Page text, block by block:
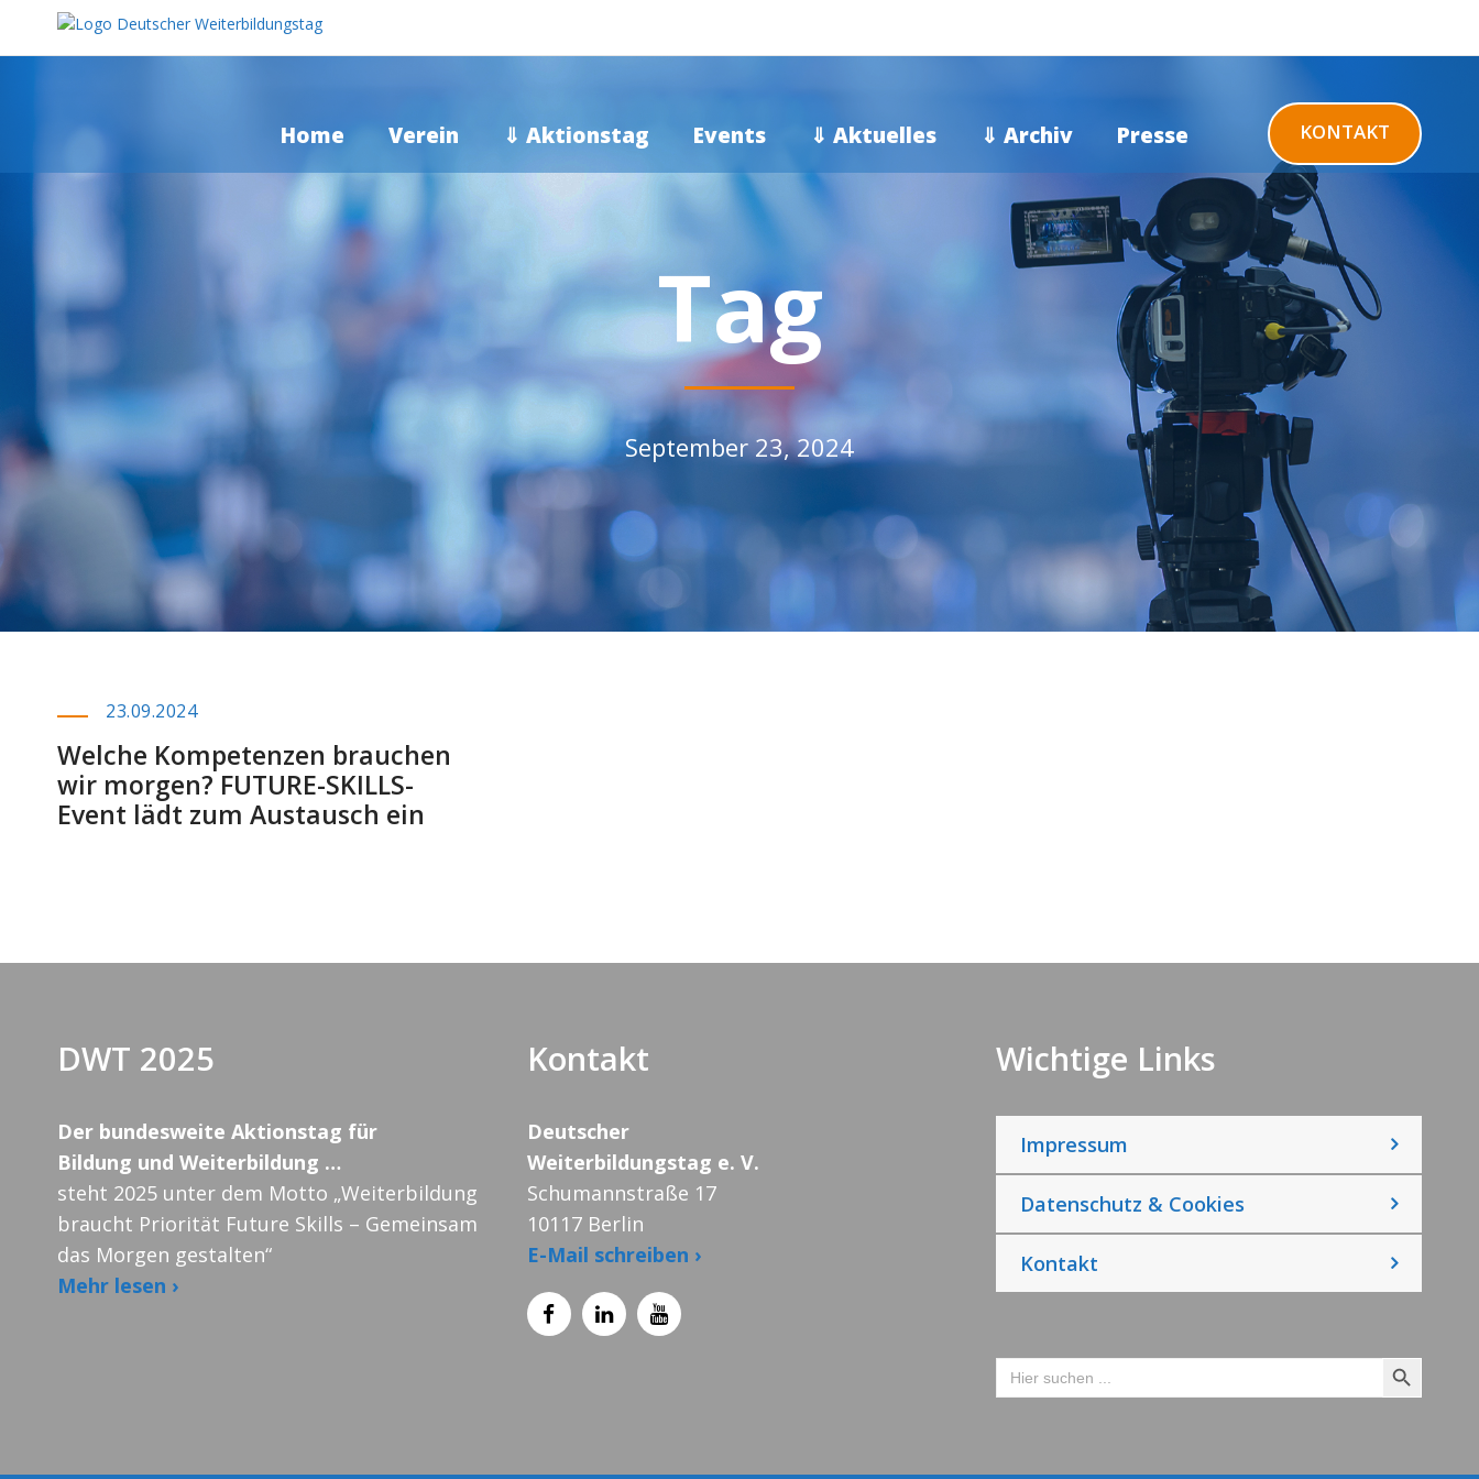
Home Verein ⇓ Aktionstag Events ⇓ Aktuelles ⇓ Archiv Presse KONTAKT
Tag
September 23, 2024
23.09.2024
Welche Kompetenzen brauchen
wir morgen? FUTURE-SKILLS-
Event lädt zum Austausch ein
DWT 2025
Der bundesweite Aktionstag für
Bildung und Weiterbildung …
steht 2025 unter dem Motto „Weiterbildung
braucht Priorität Future Skills – Gemeinsam
das Morgen gestalten“
Mehr lesen ›
Kontakt
Deutscher
Weiterbildungstag e. V.
Schumannstraße 17
10117 Berlin
E-Mail schreiben ›
Wichtige Links
Impressum
Datenschutz & Cookies
Kontakt
Search
for:
Search Button